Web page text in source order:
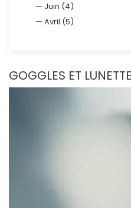
Juin (4)
Avril (5)
GOGGLES ET